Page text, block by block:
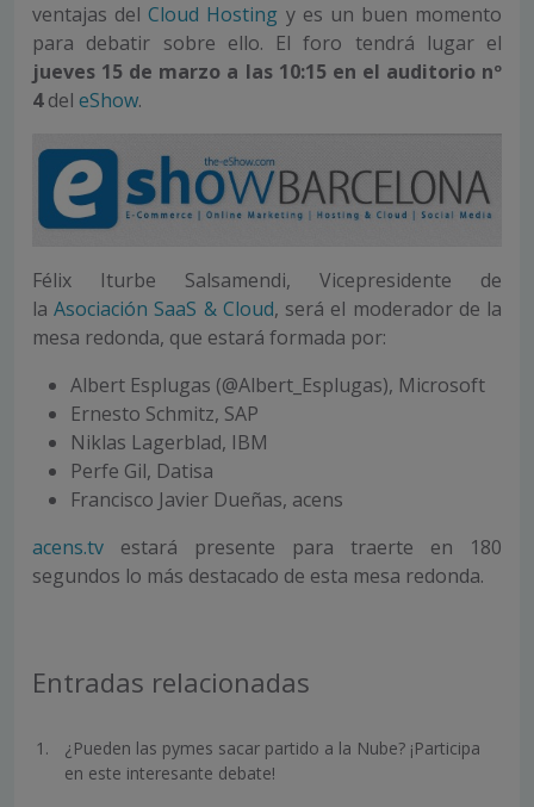
ventajas delCloud Hosting y es un buen momento
para debatir sobre ello. El foro tendrá lugar el
jueves 15 de marzo a las 10:15 en el auditorio nº
4del eShow.
Félix Iturbe Salsamendi, Vicepresidente de
laAsociación SaaS & Cloud, será el moderador de la
mesa redonda, que estará formada por:
Albert Esplugas (@Albert_Esplugas), Microsoft
Ernesto Schmitz, SAP
Niklas Lagerblad, IBM
Perfe Gil, Datisa
Francisco Javier Dueñas, acens
acens.tv estará presente para traerte en 180
segundos lo más destacado de esta mesa redonda.
Entradas relacionadas
¿Pueden las pymes sacar partido a la Nube? ¡Participa
en este interesante debate!